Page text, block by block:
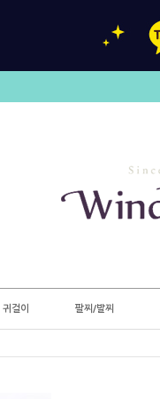
귀걸이 팔찌/발찌